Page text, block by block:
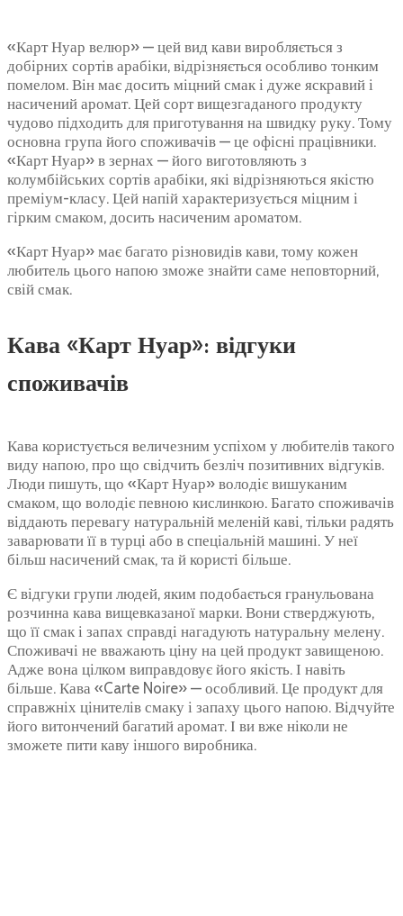
«Карт Нуар велюр» — цей вид кави виробляється з
добірних сортів арабіки, відрізняється особливо тонким
помелом. Він має досить міцний смак і дуже яскравий і
насичений аромат. Цей сорт вищезгаданого продукту
чудово підходить для приготування на швидку руку. Тому
основна група його споживачів — це офісні працівники.
«Карт Нуар» в зернах — його виготовляють з
колумбійських сортів арабіки, які відрізняються якістю
преміум-класу. Цей напій характеризується міцним і
гірким смаком, досить насиченим ароматом.
«Карт Нуар» має багато різновидів кави, тому кожен
любитель цього напою зможе знайти саме неповторний,
свій смак.
Кава «Карт Нуар»: відгуки
споживачів
Кава користується величезним успіхом у любителів такого
виду напою, про що свідчить безліч позитивних відгуків.
Люди пишуть, що «Карт Нуар» володіє вишуканим
смаком, що володіє певною кислинкою. Багато споживачів
віддають перевагу натуральній меленій каві, тільки радять
заварювати її в турці або в спеціальній машині. У неї
більш насичений смак, та й користі більше.
Є відгуки групи людей, яким подобається гранульована
розчинна кава вищевказаної марки. Вони стверджують,
що її смак і запах справді нагадують натуральну мелену.
Споживачі не вважають ціну на цей продукт завищеною.
Адже вона цілком виправдовує його якість. І навіть
більше. Кава «Carte Noire» — особливий. Це продукт для
справжніх цінителів смаку і запаху цього напою. Відчуйте
його витончений багатий аромат. І ви вже ніколи не
зможете пити каву іншого виробника.